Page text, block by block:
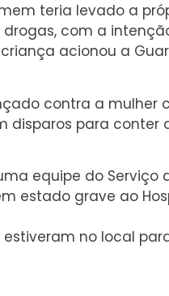
teria levado a
com a
acionou a
contra a mulher
disparos para conter
equipe do Serviço
estado grave ao
no local